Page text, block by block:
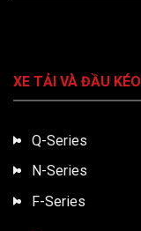
XE TẢI VÀ ĐẦU KÉO
Q-Series
N-Series
F-Series